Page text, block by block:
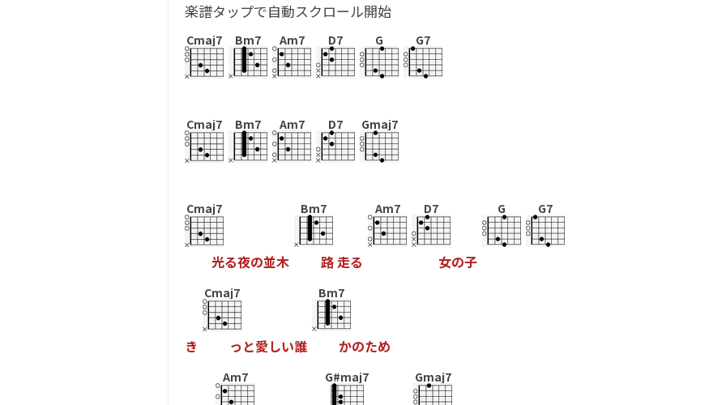
楽譜タップで自動スクロール開始
Cmaj7 Bm7 Am7 D7 G G7
Cmaj7 Bm7 Am7 D7 Gmaj7
Cmaj7
光る夜の並木
Bm7
路走る
Am7 D7
女の子
G G7
き
Cmaj7
っ と愛しい誰
Bm7
かのため
Am7 G#maj7 Gmaj7